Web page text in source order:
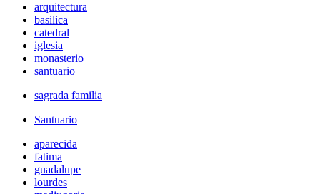
arquitectura
basilica
catedral
iglesia
monasterio
santuario
sagrada familia
Santuario
aparecida
fatima
guadalupe
lourdes